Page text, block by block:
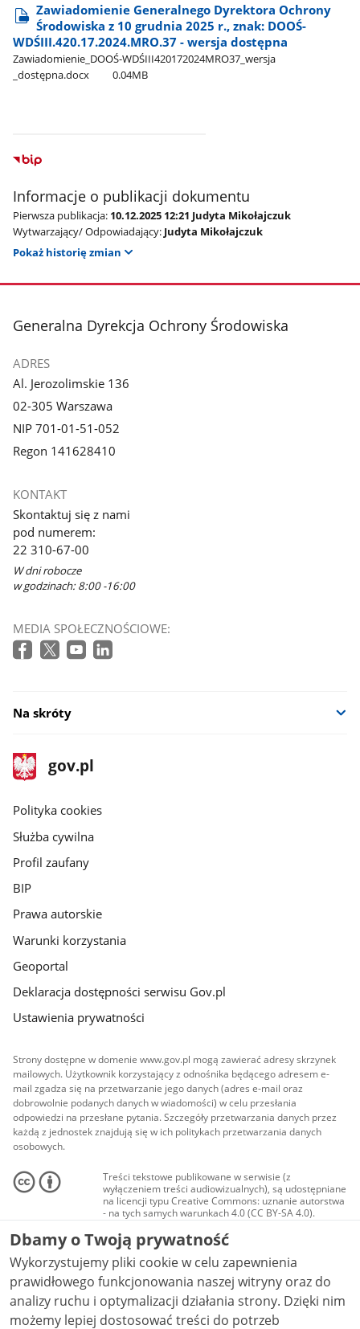
Zawiadomienie Generalnego Dyrektora Ochrony
Środowiska z 10 grudnia 2025 r., znak: DOOŚ-
WDŚIII.420.17.2024.MRO.37 - wersja dostępna
Zawiadomienie​_DOOŚ-WDŚIII420172024MRO37​_wersja​
_dostępna.docx
0.04MB
Informacje o publikacji dokumentu
Pierwsza publikacja: 10.12.2025 12:21 Judyta Mikołajczuk
Wytwarzający/ Odpowiadający: Judyta Mikołajczuk
Pokaż historię zmian
stopka
Generalna Dyrekcja Ochrony Środowiska
ADRES
Al. Jerozolimskie 136
02-305 Warszawa
NIP 701-01-51-052
Regon 141628410
KONTAKT
Skontaktuj się z nami
pod numerem:
22 310-67-00
W dni robocze
w godzinach: 8:00 -16:00
MEDIA SPOŁECZNOŚCIOWE:
Na skróty
stopka
gov.pl
Strona
gov.pl
gov.pl
Polityka cookies
Służba cywilna
Profil zaufany
BIP
Prawa autorskie
Warunki korzystania
Geoportal
Deklaracja dostępności serwisu Gov.pl
Ustawienia prywatności
Strony dostępne w domenie www.gov.pl mogą zawierać adresy skrzynek
mailowych. Użytkownik korzystający z odnośnika będącego adresem e-
mail zgadza się na przetwarzanie jego danych (adres e-mail oraz
dobrowolnie podanych danych w wiadomości) w celu przesłania
odpowiedzi na przesłane pytania. Szczegóły przetwarzania danych przez
każdą z jednostek znajdują się w ich politykach przetwarzania danych
osobowych.
Treści tekstowe publikowane w serwisie (z
wyłączeniem treści audiowizualnych), są udostępniane
na licencji typu Creative Commons: uznanie autorstwa
- na tych samych warunkach 4.0 (CC BY-SA 4.0).
Materiały audiowizualne, w tym zdjęcia, materiały
audio i wideo, są udostępniane na licencji typu
Creative Commons: uznanie autorstwa użycie
niekomercyjne - bez utworów zależnych 4.0 (CC BY-
NC-ND 4.0), o ile nie jest to stwierdzone inaczej.
Dbamy o Twoją prywatność
Wykorzystujemy pliki cookie w celu zapewnienia
prawidłowego funkcjonowania naszej witryny oraz do
analizy ruchu i optymalizacji działania strony. Dzięki nim
możemy lepiej dostosować treści do potrzeb